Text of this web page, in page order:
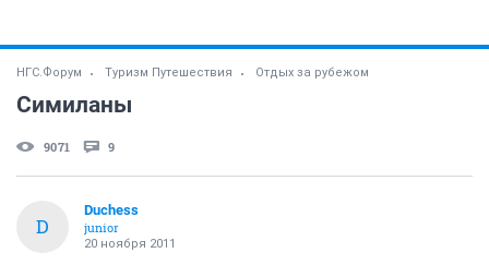
НГС.Форум Туризм Путешествия Отдых за рубежом
Симиланы
9071 9
D
Duchess
junior
20 ноября 2011